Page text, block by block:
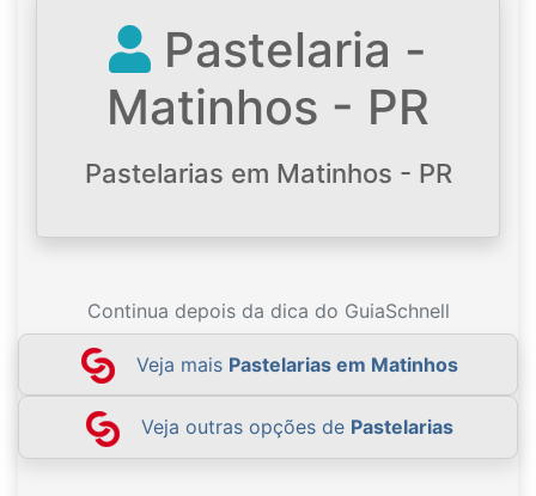
Pastelaria -
Matinhos - PR
Pastelarias em Matinhos - PR
Continua depois da dica do GuiaSchnell
Veja mais Pastelarias em Matinhos
Veja outras opções de Pastelarias